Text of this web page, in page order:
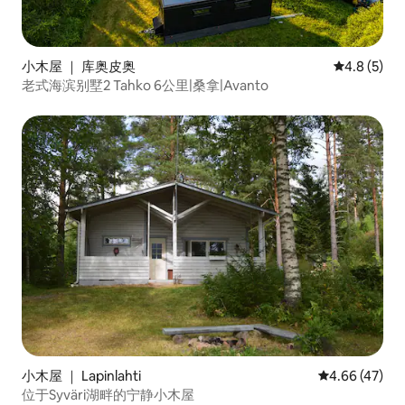
小木屋 ｜ 库奥皮奥 平均评分
4.8 (5)
老式海滨别墅2 Tahko 6公里|桑拿|Avanto
小木屋 ｜ Lapinlahti 平均评分
4.66 (47)
位于Syväri湖畔的宁静小木屋